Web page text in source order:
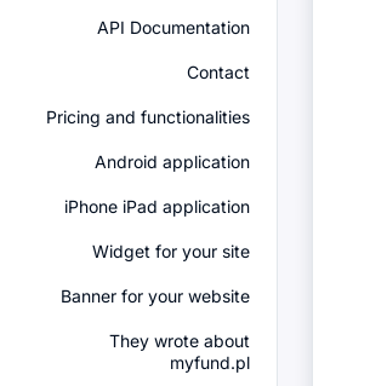
API Documentation
Contact
Pricing and functionalities
Android application
iPhone iPad application
Widget for your site
Banner for your website
They wrote about
myfund.pl